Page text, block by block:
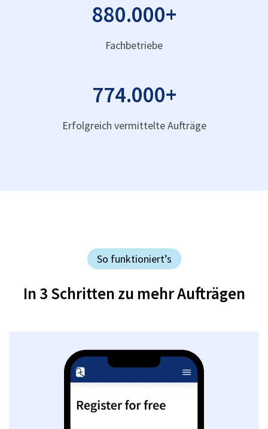
880.000+
Fachbetriebe
774.000+
Erfolgreich vermittelte Aufträge
So funktioniert’s
In 3 Schritten zu mehr Aufträgen